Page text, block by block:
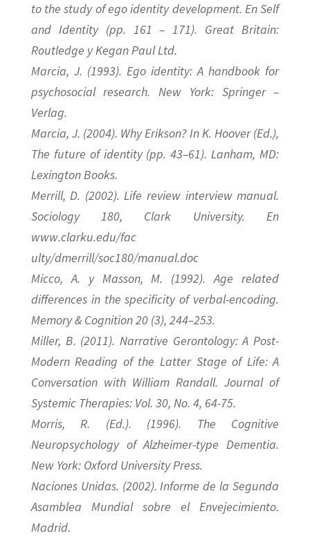
to the study of ego identity development. En Self
and Identity (pp. 161 – 171). Great Britain:
Routledge y Kegan Paul Ltd.
Marcia, J. (1993). Ego identity: A handbook for
psychosocial research. New York: Springer –
Verlag.
Marcia, J. (2004). Why Erikson? In K. Hoover (Ed.),
The future of identity (pp. 43–61). Lanham, MD:
Lexington Books.
Merrill, D. (2002). Life review interview manual.
Sociology 180, Clark University. En
www.clarku.edu/fac
ulty/dmerrill/soc180/manual.doc
Micco, A. y Masson, M. (1992). Age related
differences in the specificity of verbal-encoding.
Memory & Cognition 20 (3), 244–253.
Miller, B. (2011). Narrative Gerontology: A Post-
Modern Reading of the Latter Stage of Life: A
Conversation with William Randall. Journal of
Systemic Therapies: Vol. 30, No. 4, 64-75.
Morris, R. (Ed.). (1996). The Cognitive
Neuropsychology of Alzheimer-type Dementia.
New York: Oxford University Press.
Naciones Unidas. (2002). Informe de la Segunda
Asamblea Mundial sobre el Envejecimiento.
Madrid.